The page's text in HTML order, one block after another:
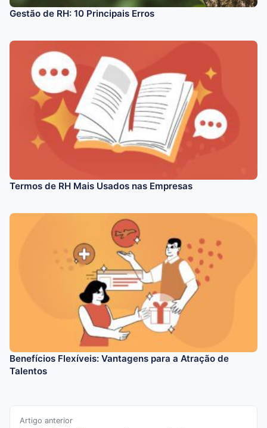
Gestão de RH: 10 Principais Erros
Termos de RH Mais Usados nas Empresas
Benefícios Flexíveis: Vantagens para a Atração de
Talentos
Artigo anterior